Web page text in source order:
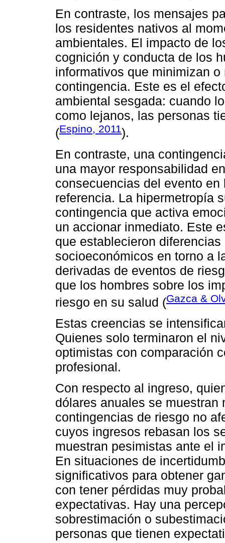
En contraste, los mensajes
los residentes nativos al
ambientales. El impacto de
cognición y conducta de los
informativos que minimizan
contingencia. Este es el
ambiental sesgada: cuando
como lejanos, las personas
(Espino, 2011).
En contraste, una
una mayor responsabilidad
consecuencias del evento
referencia. La hipermetropía
contingencia que activa
un accionar inmediato. Este
que establecieron
socioeconómicos en torno a
derivadas de eventos de
que los hombres sobre los
riesgo en su salud (Gazca &
Estas creencias se
Quienes solo terminaron el
optimistas con comparación
profesional.
Con respecto al ingreso,
dólares anuales se muestran
contingencias de riesgo no
cuyos ingresos rebasan los
muestran pesimistas ante el
En situaciones de
significativos para obtener
con tener pérdidas muy
expectativas. Hay una
sobrestimación o
personas que tienen